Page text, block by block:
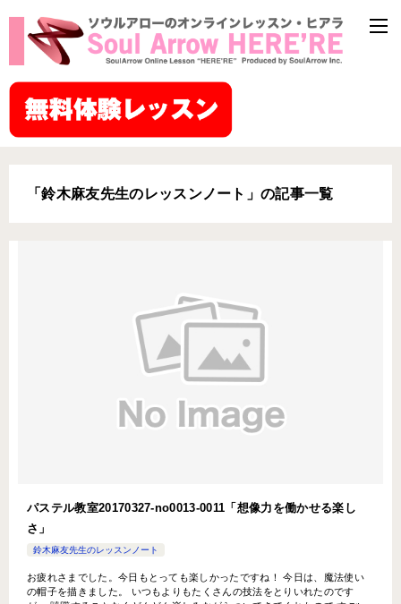
「鈴木麻友先生のレッスンノート」の記事一覧
パステル教室20170327-no0013-0011「想像力を働かせる楽し
さ」
鈴木麻友先生のレッスンノート
お疲れさまでした。今日もとっても楽しかったですね！ 今日は、魔法使い
の帽子を描きました。 いつもよりもたくさんの技法をとりいれたのです